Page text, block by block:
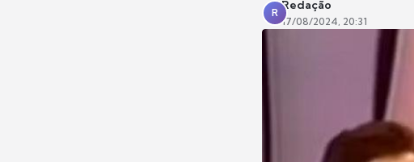
R
Redação
17/08/2024, 20:31